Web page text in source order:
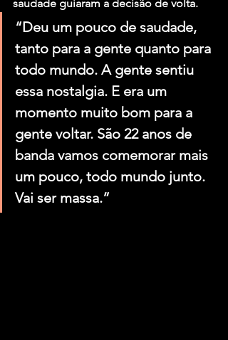
saudade guiaram a decisão de volta.
“Deu um pouco de saudade,
tanto para a gente quanto para
todo mundo. A gente sentiu
essa nostalgia. E era um
momento muito bom para a
gente voltar. São 22 anos de
banda vamos comemorar mais
um pouco, todo mundo junto.
Vai ser massa.”